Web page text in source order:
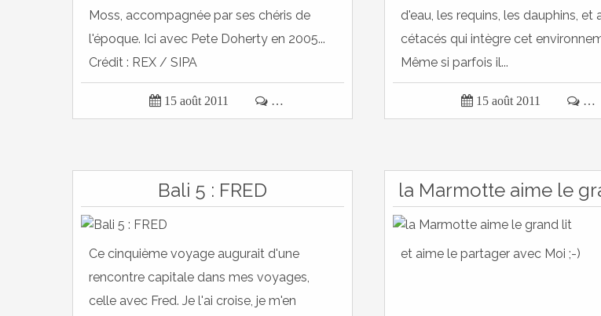
Moss, accompagnée par ses chéris de
l'époque. Ici avec Pete Doherty en 2005...
Crédit : REX / SIPA
 15 août 2011  …
d'eau, les requins, les dauphins, et
cétacés qui intègre cet
Même si parfois il...
 15 août 2011  …
Bali 5 : FRED
Ce cinquième voyage augurait d'une
rencontre capitale dans mes voyages,
celle avec Fred. Je l'ai croise, je m'en
la Marmotte aime le
et aime le partager avec Moi ;-)